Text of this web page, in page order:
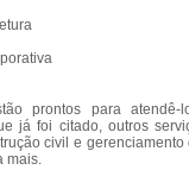
prontos para atendê-
já foi citado, outros
civil e
mais.